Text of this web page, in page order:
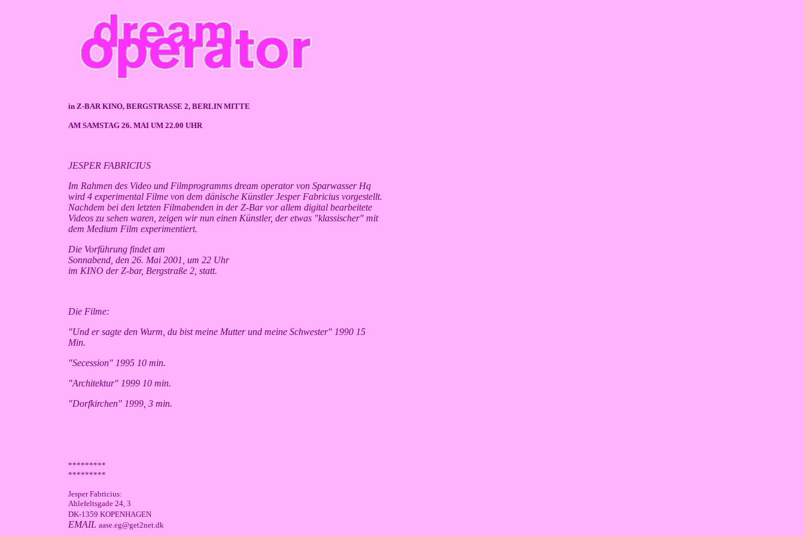
in Z-BAR KINO, BERGSTRASSE 2, BERLIN MITTE
AM SAMSTAG 26. MAI UM 22.00 UHR
JESPER FABRICIUS
Im Rahmen des Video und Filmprogramms dream operator von Sparwasser Hq
wird 4 experimental Filme von dem dänische Künstler Jesper Fabricius vorgestellt.
Nachdem bei den letzten Filmabenden in der Z-Bar vor allem digital bearbeitete
Videos zu sehen waren, zeigen wir nun einen Künstler, der etwas "klassischer" mit
dem Medium Film experimentiert.
Die Vorführung findet am
Sonnabend, den 26. Mai 2001, um 22 Uhr
im KINO der Z-bar, Bergstraße 2, statt.
Die Filme:
"Und er sagte den Wurm, du bist meine Mutter und meine Schwester" 1990 15
Min.
"Secession" 1995 10 min.
"Architektur" 1999 10 min.
"Dorfkirchen" 1999, 3 min.
*********
*********
Jesper Fabricius:
Ahlefeltsgade 24, 3
DK-1359 KOPENHAGEN
EMAIL aase.eg@get2net.dk